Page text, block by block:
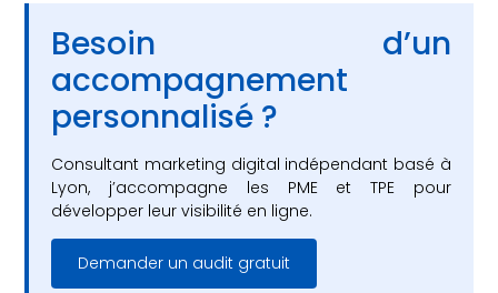
Besoin d’un
accompagnement
personnalisé ?
Consultant marketing digital indépendant basé à
Lyon, j’accompagne les PME et TPE pour
développer leur visibilité en ligne.
Demander un audit gratuit